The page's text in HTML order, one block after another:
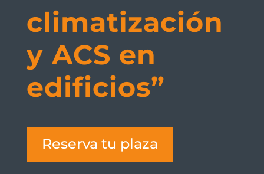
climatización
y ACS en
edificios”
Reserva tu plaza